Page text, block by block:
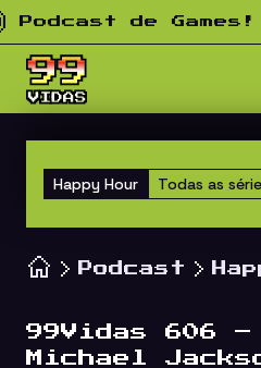
Pular para o conteúdo
de Games!
Todas as
Happy Hour
Podcast
99Vidas 606 –
Michael